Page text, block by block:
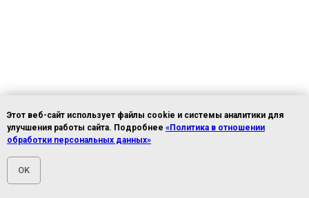
Этот веб-сайт использует файлы cookie и системы аналитики для
улучшения работы сайта. Подробнее «Политика в отношении
обработки персональных данных»
OK